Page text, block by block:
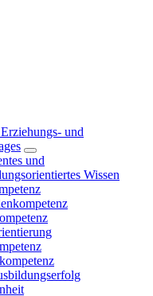
und
und
Wissen